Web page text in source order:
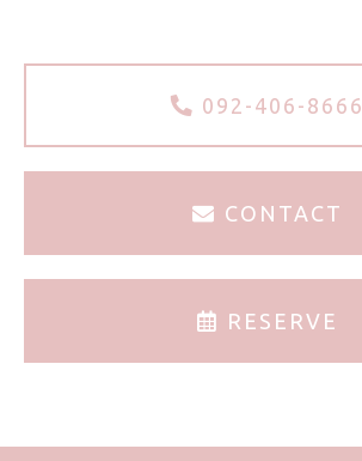
092-406-8666
RESERVE
CONTACT